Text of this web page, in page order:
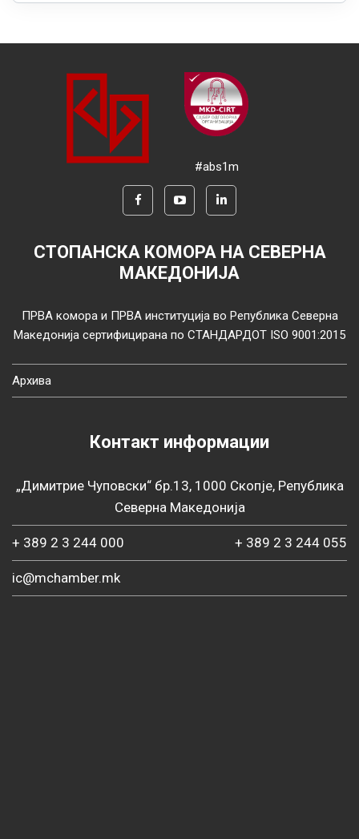
#abs1m
СТОПАНСКА КОМОРА НА СЕВЕРНА
МАКЕДОНИЈА
ПРВА комора и ПРВА институција во Република Северна
Македонија сертифицирана по СТАНДАРДОТ ISO 9001:2015
Архива
Контакт информации
„Димитрие Чуповски“ бр.13, 1000 Скопје, Република
Северна Македонија
+ 389 2 3 244 000 + 389 2 3 244 055
ic@mchamber.mk